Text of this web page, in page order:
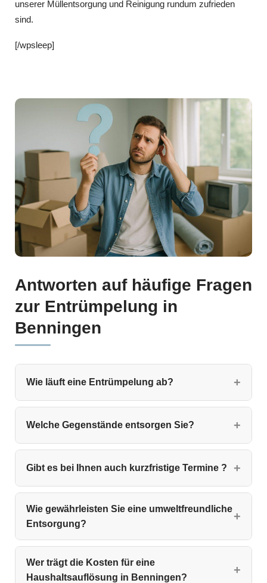
unserer Müllentsorgung und Reinigung rundum zufrieden
sind.
[/wpsleep]
Antworten auf häufige Fragen
zur Entrümpelung in
Benningen
Wie läuft eine Entrümpelung ab?
Welche Gegenstände entsorgen Sie?
Gibt es bei Ihnen auch kurzfristige Termine ?
Wie gewährleisten Sie eine umweltfreundliche
Entsorgung?
Wer trägt die Kosten für eine
Haushaltsauflösung in Benningen?